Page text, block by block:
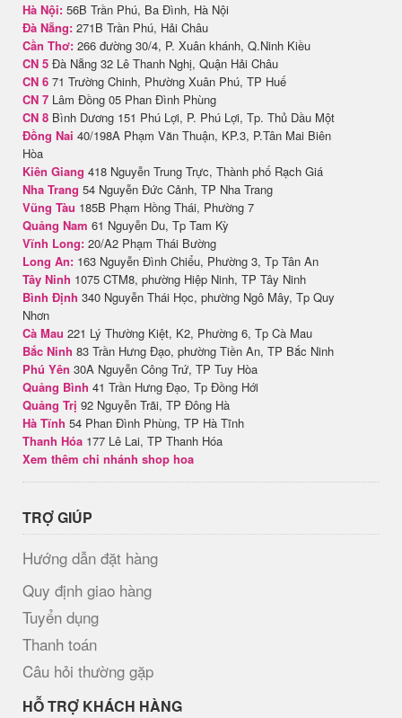
Hà Nội: 56B Trần Phú, Ba Đình, Hà Nội
Đà Nẵng: 271B Trần Phú, Hải Châu
Cần Thơ: 266 đường 30/4, P. Xuân khánh, Q.Ninh Kiều
CN 5 Đà Nẵng 32 Lê Thanh Nghị, Quận Hải Châu
CN 6 71 Trường Chinh, Phường Xuân Phú, TP Huế
CN 7 Lâm Đồng 05 Phan Đình Phùng
CN 8 Bình Dương 151 Phú Lợi, P. Phú Lợi, Tp. Thủ Dầu Một
Đồng Nai 40/198A Phạm Văn Thuận, KP.3, P.Tân Mai Biên
Hòa
Kiên Giang 418 Nguyễn Trung Trực, Thành phố Rạch Giá
Nha Trang 54 Nguyễn Đức Cảnh, TP Nha Trang
Vũng Tàu 185B Phạm Hồng Thái, Phường 7
Quảng Nam 61 Nguyễn Du, Tp Tam Kỳ
Vĩnh Long: 20/A2 Phạm Thái Bường
Long An: 163 Nguyễn Đình Chiểu, Phường 3, Tp Tân An
Tây Ninh 1075 CTM8, phường Hiệp Ninh, TP Tây Ninh
Bình Định 340 Nguyễn Thái Học, phường Ngô Mây, Tp Quy
Nhơn
Cà Mau 221 Lý Thường Kiệt, K2, Phường 6, Tp Cà Mau
Bắc Ninh 83 Trần Hưng Đạo, phường Tiền An, TP Bắc Ninh
Phú Yên 30A Nguyễn Công Trứ, TP Tuy Hòa
Quảng Bình 41 Trần Hưng Đạo, Tp Đồng Hới
Quảng Trị 92 Nguyễn Trãi, TP Đông Hà
Hà Tĩnh 54 Phan Đình Phùng, TP Hà Tĩnh
Thanh Hóa 177 Lê Lai, TP Thanh Hóa
Xem thêm chi nhánh shop hoa
TRỢ GIÚP
Hướng dẫn đặt hàng
Quy định giao hàng
Tuyển dụng
Thanh toán
Câu hỏi thường gặp
HỖ TRỢ KHÁCH HÀNG